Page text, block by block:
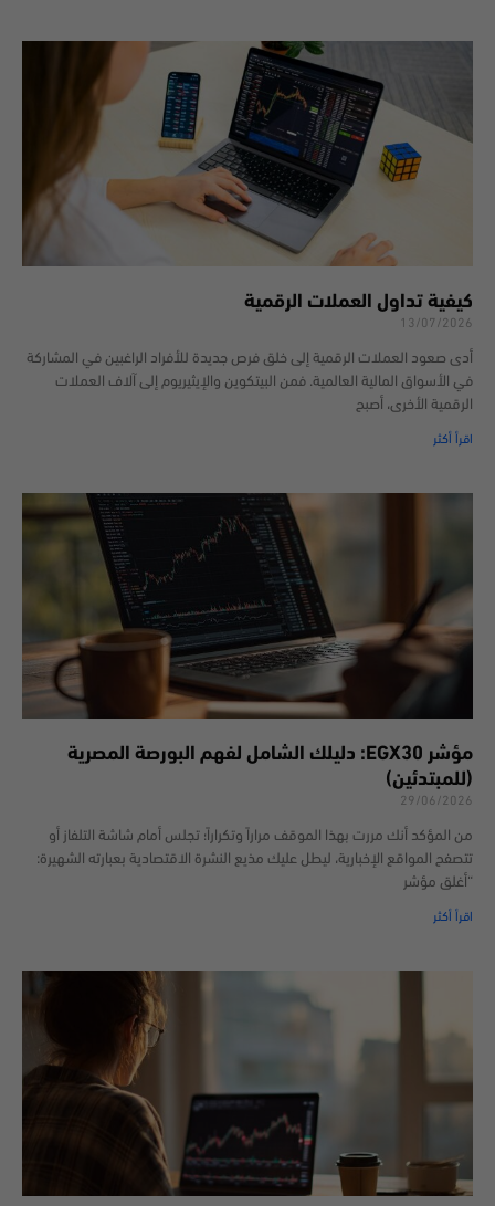
كيفية تداول العملات الرقمية
13/07/2026
أدى صعود العملات الرقمية إلى خلق فرص جديدة للأفراد الراغبين في المشاركة
في الأسواق المالية العالمية. فمن البيتكوين والإيثيريوم إلى آلاف العملات
الرقمية الأخرى، أصبح
اقرأ أكثر
مؤشر EGX30: دليلك الشامل لفهم البورصة المصرية
(للمبتدئين)
29/06/2026
من المؤكد أنك مررت بهذا الموقف مراراً وتكراراً؛ تجلس أمام شاشة التلفاز أو
تتصفح المواقع الإخبارية، ليطل عليك مذيع النشرة الاقتصادية بعبارته الشهيرة:
“أغلق مؤشر
اقرأ أكثر